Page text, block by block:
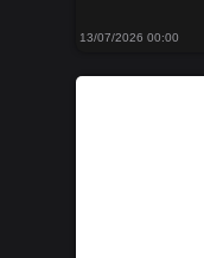
13/07/2026 00:00